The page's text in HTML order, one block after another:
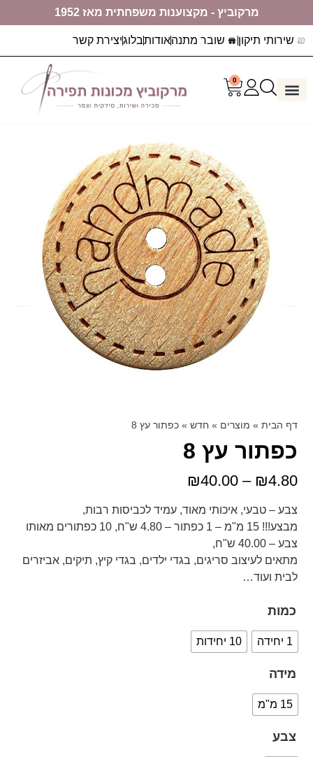
מרקוביץ - מקצוענות משפחתית מאז 1952
שירותי תיקון שובר מתנהאודותבלוגיצירת קשר
0
דף הבית » מוצרים » חדש »כפתור עץ 8
כפתור עץ 8
₪4.80
–
₪40.00
צבע – טבעי, איכותי מאוד, עמיד לכביסות רבות,
מבצע!!! 15 מ"מ – 1 כפתור – 4.80 ש"ח, 10 כפתורים מאותו
צבע – 40.00 ש"ח,
מתאים לעיצוב סריגים, בגדי ילדים, בגדי קיץ, תיקים, אביזרים
לבית ועוד…
כמות
1 יחידה 10 יחידות
מידה
15 מ"מ
צבע